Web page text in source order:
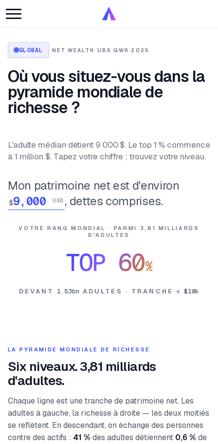
🌐GLOBAL · NET WEALTH · UBS GWR 2025
Où vous situez-vous dans la
pyramide mondiale de
richesse ?
L'adulte médian détient 9 000 $. Le top 1 % commence
à 1 million $. Tapez votre chiffre ; trouvez votre niveau.
Mon patrimoine net est d'environ
$ USD , dettes comprises.
VOTRE RANG MONDIAL · PARMI 3,81 MILLIARDS
D'ADULTES
TOP 60%
DEVANT 1.53bn ADULTES · TRANCHE < $10k
LA PYRAMIDE MONDIALE DE RICHESSE
Six niveaux. 3,81 milliards
d'adultes.
Chaque ligne est une tranche de patrimoine net. Les
adultes à gauche, la richesse à droite — les deux moitiés
se reflètent. En descendant, on échange des personnes
contre des actifs : 41 % des adultes détiennent 0,6 % de